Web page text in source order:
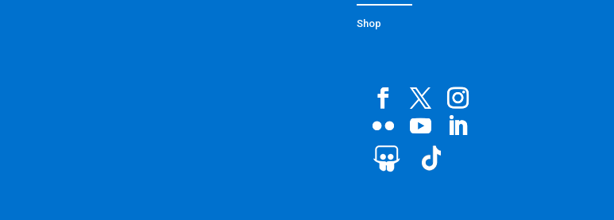
Shop